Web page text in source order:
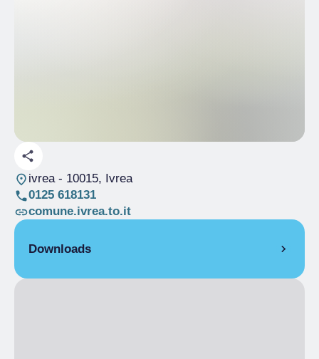
ivrea- 10015, Ivrea
0125 618131
comune.ivrea.to.it
Downloads